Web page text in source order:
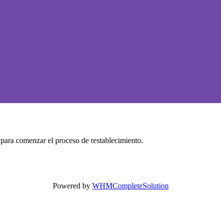
comenzar el proceso de restablecimiento.
Powered by WHMCompleteSolution